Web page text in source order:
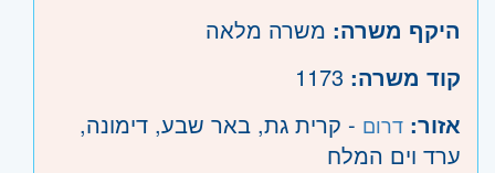
היקף משרה: משרה מלאה
קוד משרה:
אזור: דרום - קרית גת, באר שבע, דימונה,
ערד וים המלח